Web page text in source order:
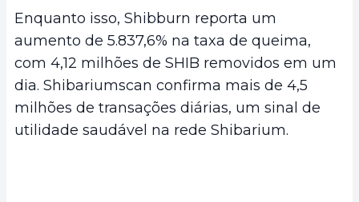
Enquanto isso, Shibburn reporta um
aumento de 5.837,6% na taxa de queima,
com 4,12 milhões de SHIB removidos em um
dia. Shibariumscan confirma mais de 4,5
milhões de transações diárias, um sinal de
utilidade saudável na rede Shibarium.